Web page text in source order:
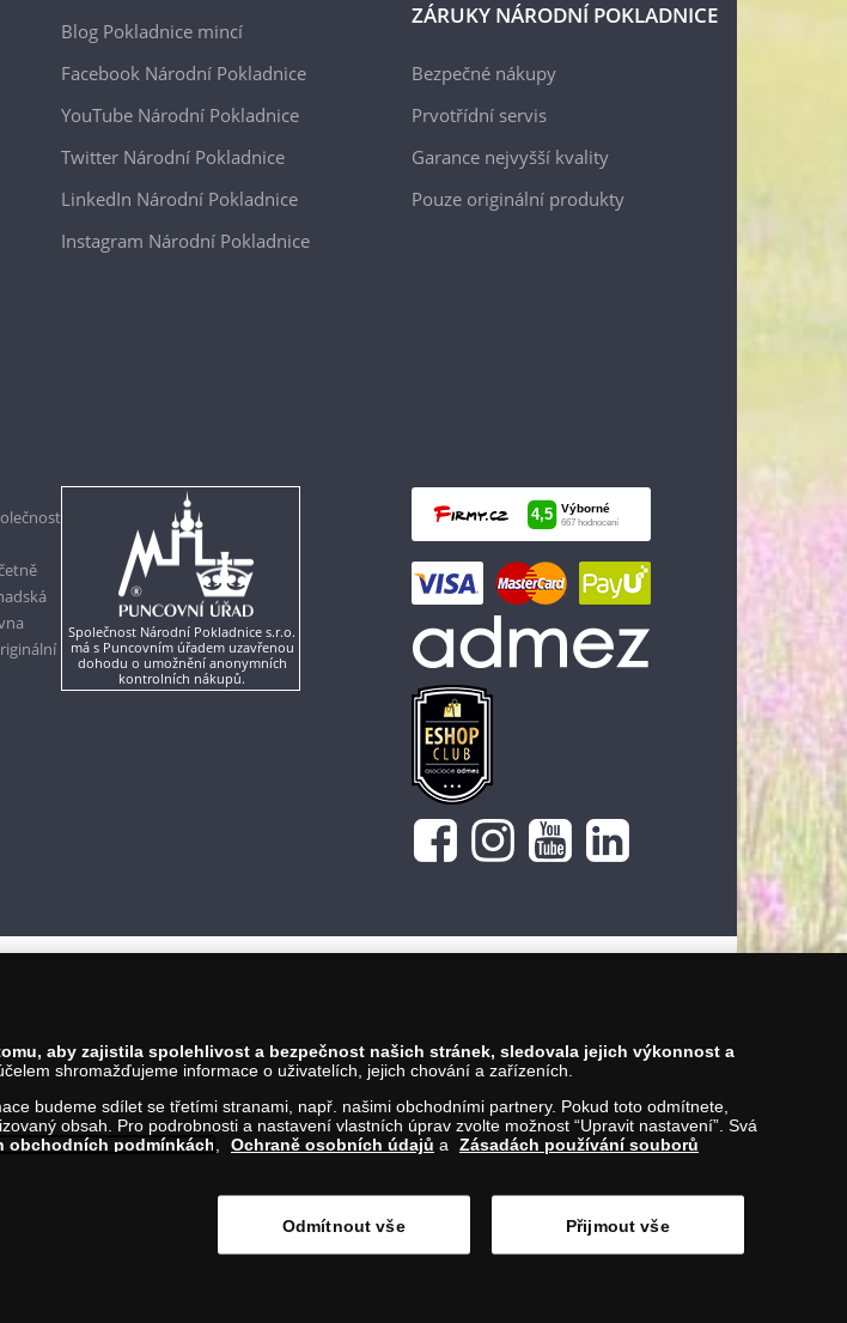
Blog Pokladnice mincí
Facebook Národní Pokladnice
YouTube Národní Pokladnice
Twitter Národní Pokladnice
LinkedIn Národní Pokladnice
Instagram Národní Pokladnice
ZÁRUKY NÁRODNÍ POKLADNICE
Bezpečné nákupy
Prvotřídní servis
Garance nejvyšší kvality
Pouze originální produkty
Společnost Národní Pokladnice s.r.o.
má s Puncovním úřadem uzavřenou
dohodu o umožnění anonymních
kontrolních nákupů.
500
aby zajistila spolehlivost a bezpečnost našich stránek, sledovala jejich výkonnost a
shromažďujeme informace o uživatelích, jejich chování a zařízeních.
budeme sdílet se třetími stranami, např. našimi obchodními partnery. Pokud toto odmítnete,
obsah. Pro podrobnosti a nastavení vlastních úprav zvolte možnost “Upravit nastavení”. Svá
obchodních podmínkách Ochraně osobních údajů a
Zásadách používání souborů
Odmítnout vše Přijmout vše